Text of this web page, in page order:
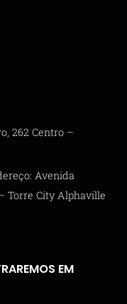
262 Centro –
Avenida
Torre City Alphaville
EM